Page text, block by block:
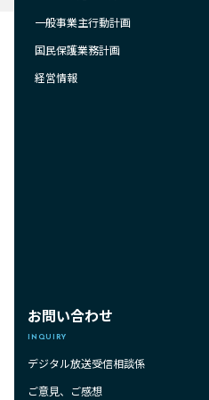
一般事業主行動計画
国民保護業務計画
経営情報
お問い合わせ
INQUIRY
デジタル放送受信相談係
ご意見、ご感想